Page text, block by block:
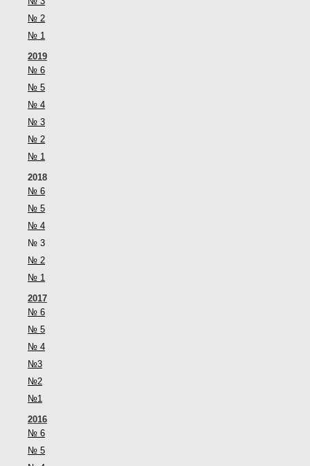
№ 2
№ 1
2019
№ 6
№ 5
№ 4
№ 3
№ 2
№ 1
2018
№ 6
№ 5
№ 4
№ 3
№ 2
№ 1
2017
№ 6
№ 5
№ 4
№3
№2
№1
2016
№ 6
№ 5